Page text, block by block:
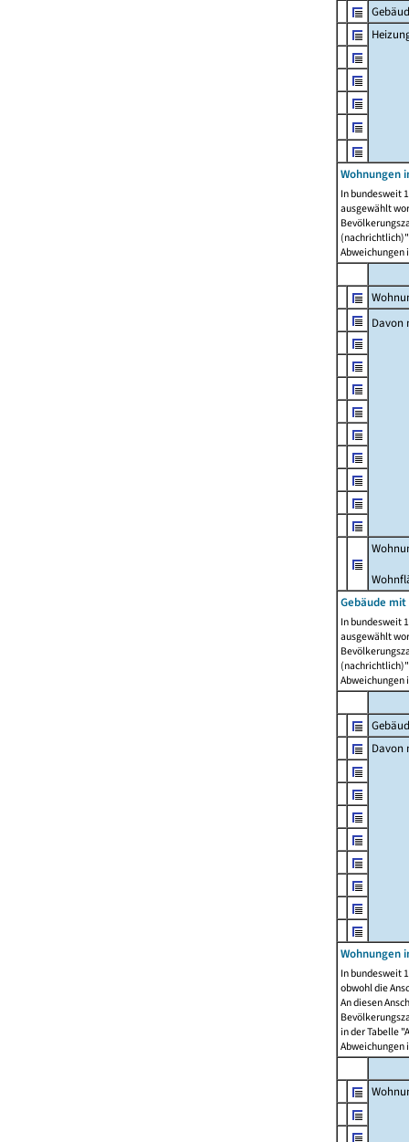
Wohnungen
In bundesweit
ausgewählt
Abweichungen
Davon
Gebäude
In bundesweit
ausgewählt
Abweichungen
Davon
Wohnungen
In bundesweit
obwohl die
An diesen
in der Tabelle
Abweichungen